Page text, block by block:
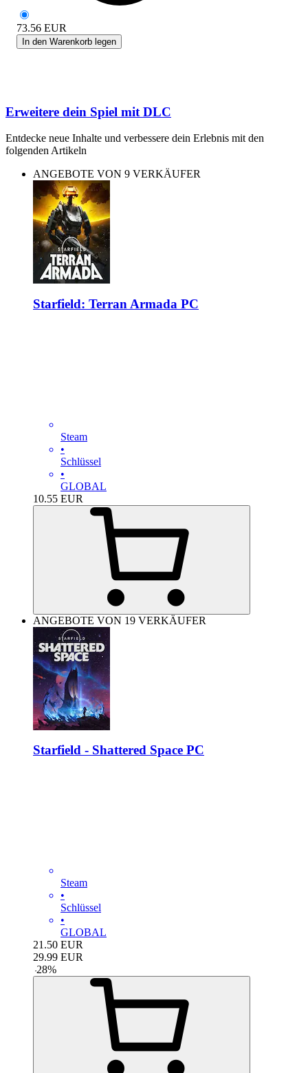
73.56 EUR
In den Warenkorb legen
Erweitere dein Spiel mit DLC
Entdecke neue Inhalte und verbessere dein Erlebnis mit den
folgenden Artikeln
ANGEBOTE VON 9 VERKÄUFER
Starfield: Terran Armada PC
Steam
•
Schlüssel
•
GLOBAL
10.55 EUR
ANGEBOTE VON 19 VERKÄUFER
Starfield - Shattered Space PC
Steam
•
Schlüssel
•
GLOBAL
21.50 EUR
29.99 EUR
-28%